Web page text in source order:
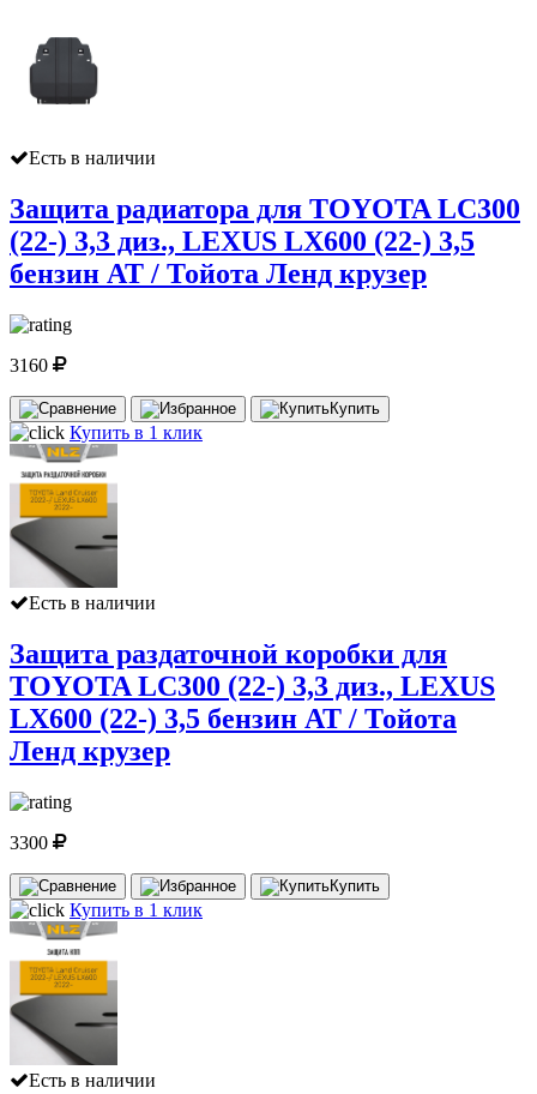
Есть в наличии
Защита радиатора для TOYOTA LC300
(22-) 3,3 диз., LEXUS LX600 (22-) 3,5
бензин AT / Тойота Ленд крузер
3160
Купить
Купить в 1 клик
Есть в наличии
Защита раздаточной коробки для
TOYOTA LC300 (22-) 3,3 диз., LEXUS
LX600 (22-) 3,5 бензин AT / Тойота
Ленд крузер
3300
Купить
Купить в 1 клик
Есть в наличии